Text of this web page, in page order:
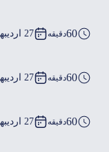
60دقیقه 27 اردیبهشت 16:00 - 27 اردیبهشت 17:00
60دقیقه 27 اردیبهشت 17:00 - 27 اردیبهشت 18:00
60دقیقه 27 اردیبهشت 18:00 - 27 اردیبهشت 19:00